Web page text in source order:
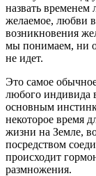
назвать временем
желаемое, любви
возникновения
мы понимаем, ни
не идет.
Это самое
любого индивида
основным
некоторое время
жизни на Земле,
посредством
происходит
размножения.